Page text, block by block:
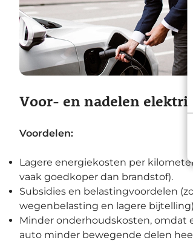
Voor- en nadelen
Voordelen:
Lagere energiekosten per
vaak goedkoper dan brandstof).
Subsidies en belastingvoordelen
wegenbelasting en lagere
Minder onderhoudskosten, omdat
auto minder bewegende delen